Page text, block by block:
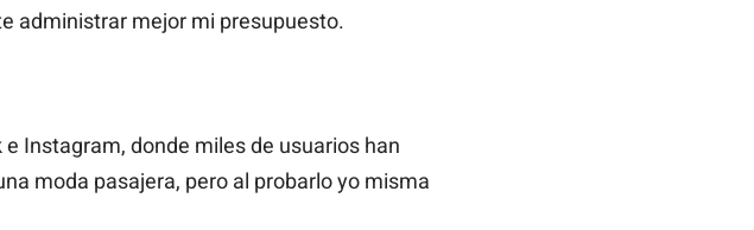
administrar mejor mi presupuesto.
Instagram, donde miles de usuarios han
moda pasajera, pero al probarlo yo misma